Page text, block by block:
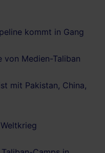
kommt in Gang
von Medien-Taliban
mit Pakistan, China,